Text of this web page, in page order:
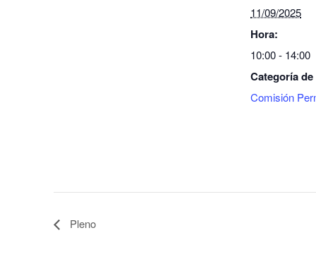
11/09/2025
Hora:
10:00 - 14:00
Categoría
Comisión
Pleno